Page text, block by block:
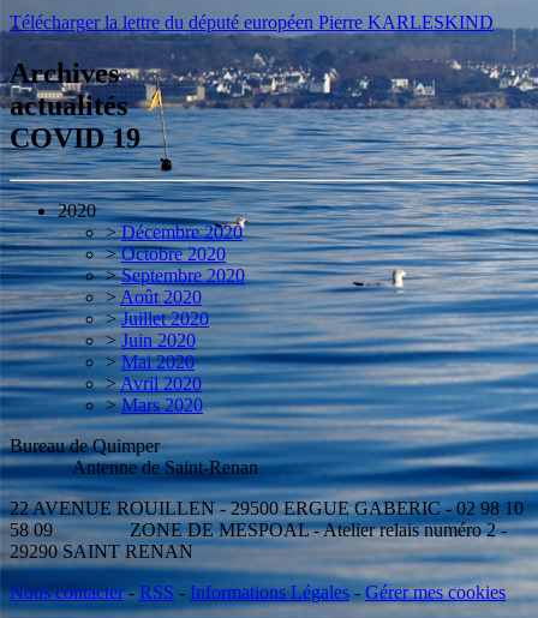
Télécharger la lettre du député européen Pierre KARLESKIND
Archives
actualités
COVID 19
2020
> Décembre 2020
> Octobre 2020
> Septembre 2020
> Août 2020
> Juillet 2020
> Juin 2020
> Mai 2020
>Avril 2020
> Mars 2020
Bureau de Quimper
Antenne de Saint-Renan
22 AVENUE ROUILLEN - 29500 ERGUE GABERIC - 02 98 10
58 09 ZONE DE MESPOAL - Atelier relais numéro 2 -
29290 SAINT RENAN
Nous contacter- RSS - Informations Légales - Gérer mes cookies